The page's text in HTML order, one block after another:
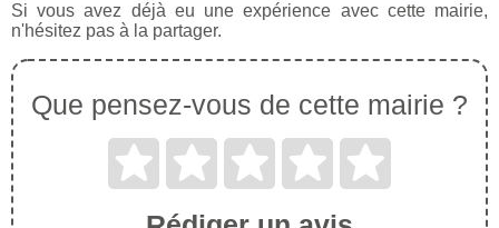
Si vous avez déjà eu une expérience avec cette mairie,
n'hésitez pas à la partager.
Que pensez-vous de cette mairie ?